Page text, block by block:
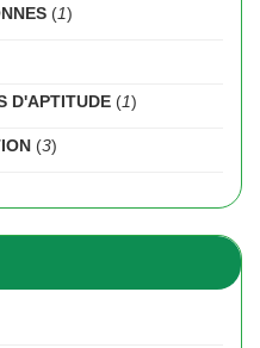
(1)
D'APTITUDE (1)
(3)